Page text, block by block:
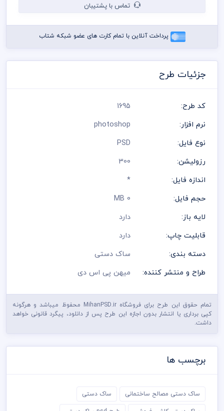
تماس با پشتیبان
پرداخت آنلاین با تمام کارت های عضو شبکه شتاب
جزئیات طرح
کد طرح:
1695
نرم افزار:
photoshop
نوع فایل:
PSD
رزولیشن:
300
اندازه فایل:
*
حجم فایل:
0 MB
لایه باز:
دارد
قابلیت چاپ:
دارد
دسته بندی:
ساک دستی
طراح و منتشر کننده:
میهن پی اس دی
تمام حقوق این طرح برای فروشگاه MihanPSD.ir محفوظ میباشد و هرگونه
کپی برداری یا انتشار بدون اجازه این طرح پس از دانلود، پیگرد قانونی خواهد
داشت.
برچسب ها
ساک دستی مصالح ساختمانی ساک دستی
است و مسئولیت استفاده از همان لوگو به عهده خریدار می باشد
رعایت کلیه قوانین موجود در سایت به عهده خریدار می باشد